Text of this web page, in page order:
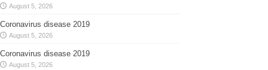
August 5, 2026
Coronavirus disease 2019
August 5, 2026
Coronavirus disease 2019
August 5, 2026